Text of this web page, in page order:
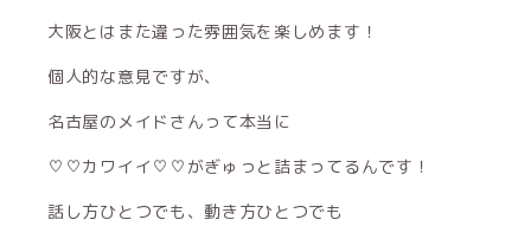
大阪とはまた違った雰囲気を楽しめます！
個人的な意見ですが、
名古屋のメイドさんって本当に
♡♡カワイイ♡♡がぎゅっと詰まってるんです！
話し方ひとつでも、動き方ひとつでも